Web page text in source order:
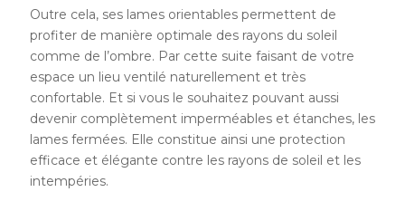
Outre cela, ses lames orientables permettent de
profiter de manière optimale des rayons du soleil
comme de l’ombre. Par cette suite faisant de votre
espace un lieu ventilé naturellement et très
confortable. Et si vous le souhaitez pouvant aussi
devenir complètement imperméables et étanches, les
lames fermées. Elle constitue ainsi une protection
efficace et élégante contre les rayons de soleil et les
intempéries.